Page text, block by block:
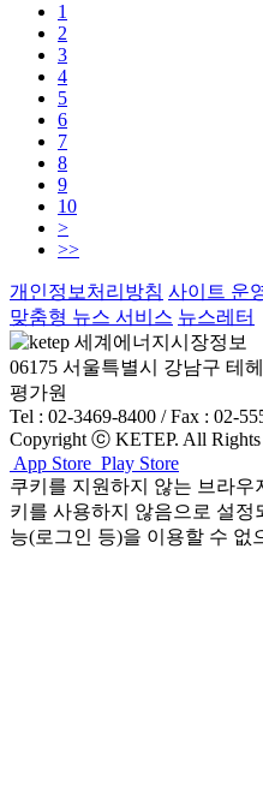
1
2
3
4
5
6
7
8
9
10
>
>>
개인정보처리방침 사이트 운
맞춤형 뉴스 서비스 뉴스레터
06175 서울특별시 강남구 테
평가원
Tel : 02-3469-8400 / Fax : 02-
Copyright ⓒ KETEP. All Rights
App Store Play Store
쿠키를 지원하지 않는 브라
키를 사용하지 않음으로 설정
능(로그인 등)을 이용할 수 없